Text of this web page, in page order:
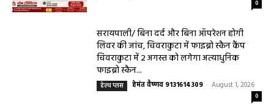
0
सरायपाली/ बिना दर्द और बिना ऑपरेशन होगी
लिवर की जांच, चिवराकुटा में फाइब्रो स्कैन कैंप
चिवराकुटा में 2 अगस्त को लगेगा अत्याधुनिक
फाइब्रो स्कैन...
हेल्थ प्लस हेमंत वैष्णव 9131614309 - August 1, 2026
0